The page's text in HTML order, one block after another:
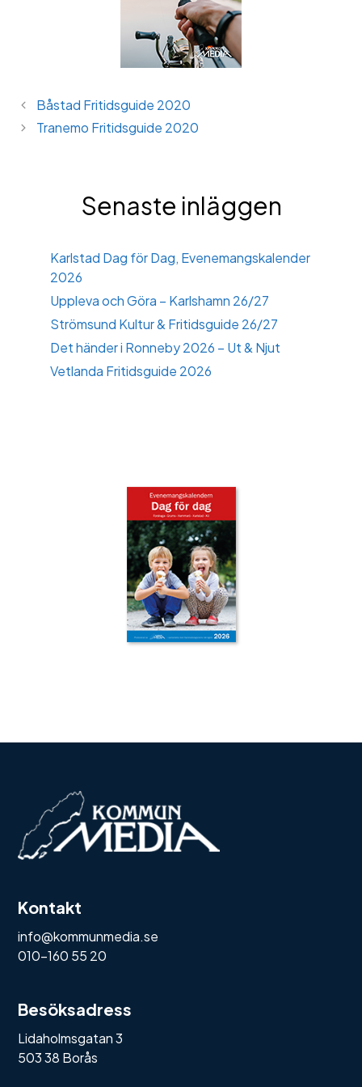
Båstad Fritidsguide 2020
Tranemo Fritidsguide 2020
Senaste inläggen
Karlstad Dag för Dag, Evenemangskalender
2026
Uppleva och Göra – Karlshamn 26/27
Strömsund Kultur & Fritidsguide 26/27
Det händer i Ronneby 2026 – Ut & Njut
Vetlanda Fritidsguide 2026
Kontakt
info@kommunmedia.se
010-160 55 20
Besöksadress
Lidaholmsgatan 3
503 38 Borås